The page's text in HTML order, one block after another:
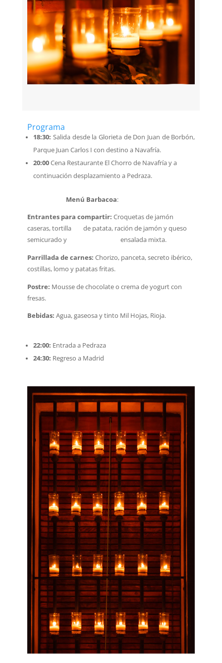
Programa
18:30:Salida desde la Glorieta de Don Juan de Borbón,
Parque Juan Carlos I con destino a Navafría.
20:00Cena Restaurante El Chorro de Navafría y a
continuación desplazamiento a Pedraza.
Menú Barbacoa:
Entrantes para compartir: Croquetas de jamón
caseras, tortilla de patata, ración de jamón y queso
semicurado y ensalada mixta.
Parrillada de carnes: Chorizo, panceta, secreto ibérico,
costillas, lomo y patatas fritas.
Postre: Mousse de chocolate o crema de yogurt con
fresas.
Bebidas: Agua, gaseosa y tinto Mil Hojas, Rioja.
22:00: Entrada a Pedraza
24:30: Regreso a Madrid